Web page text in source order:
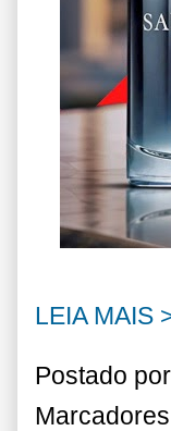
LEIA MAIS
Postado por